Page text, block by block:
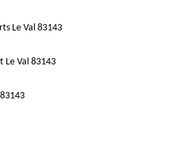
Le Val 83143
Le Val 83143